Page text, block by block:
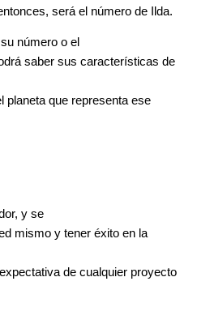
será el número de Ilda.
número o el
saber sus características de
planeta que representa ese
y se
mismo y tener éxito en la
de cualquier proyecto